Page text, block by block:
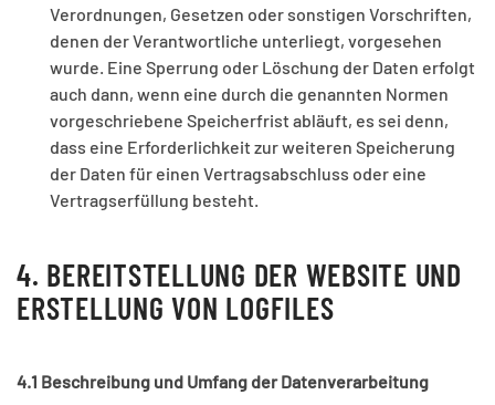
Verordnungen, Gesetzen oder sonstigen Vorschriften,
denen der Verantwortliche unterliegt, vorgesehen
wurde. Eine Sperrung oder Löschung der Daten erfolgt
auch dann, wenn eine durch die genannten Normen
vorgeschriebene Speicherfrist abläuft, es sei denn,
dass eine Erforderlichkeit zur weiteren Speicherung
der Daten für einen Vertragsabschluss oder eine
Vertragserfüllung besteht.
4. BEREITSTELLUNG DER WEBSITE UND
ERSTELLUNG VON LOGFILES
4.1 Beschreibung und Umfang der Datenverarbeitung